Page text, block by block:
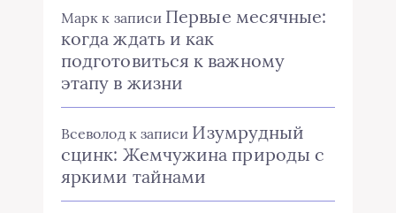
Марк к записи Первые месячные:
когда ждать и как
подготовиться к важному
этапу в жизни
Всеволодк записи Изумрудный
сцинк: Жемчужина природы с
яркими тайнами